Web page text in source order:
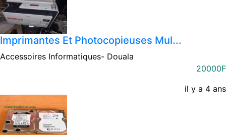
Imprimantes Et Photocopieuses Mul...
Accessoires Informatiques- Douala
20000F
il y a 4 ans